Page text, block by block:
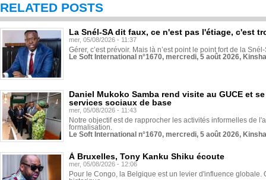
RELATED POSTS
La Snél-SA dit faux, ce n'est pas l'étiage, c'est
mer, 05/08/2026 - 11:37
Gérer, c’est prévoir. Mais là n’est point le point fort de la
Le Soft International n°1670, mercredi, 5 août 2026,
Daniel Mukoko Samba rend visite au GUCE et
services sociaux de base
mer, 05/08/2026 - 11:43
Notre objectif est de rapprocher les activités informelles de
formalisation.
Le Soft International n°1670, mercredi, 5 août 2026,
À Bruxelles, Tony Kanku Shiku écoute
mer, 05/08/2026 - 12:06
Pour le Congo, la Belgique est un levier d'influence globale.